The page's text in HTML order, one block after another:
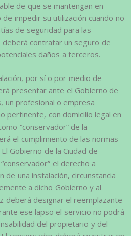
de que se mantengan en
impedir su utilización cuando no
de seguridad para las
deberá contratar un seguro de
daños a terceros.
por sí o por medio de
presentar ante el Gobierno de
un profesional o empresa
pertinente, con domicilio legal en
“conservador” de la
el cumplimiento de las normas
Gobierno de la Ciudad de
el derecho a
de una instalación, circunstancia
a dicho Gobierno y al
deberá designar el reemplazante
ese lapso el servicio no podrá
del propietario y del